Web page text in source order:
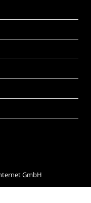
GmbH